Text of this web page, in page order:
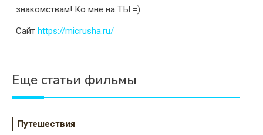
знакомствам! Ко мне на ТЫ =)
Сайт https://micrusha.ru/
Еще статьи фильмы
Путешествия